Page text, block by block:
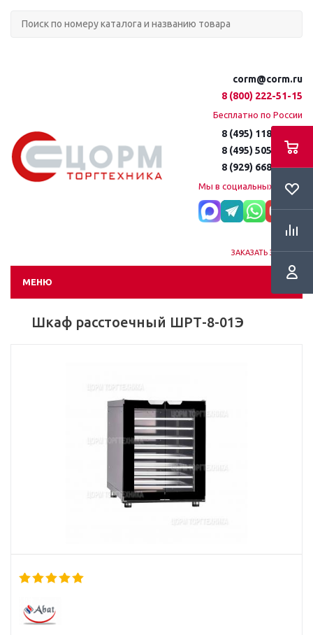
corm@corm.ru
8 (800) 222-51-15
Бесплатно по России
8 (495) 118-61-16
8 (495) 505-51-15
8 (929) 668-95-35
Мы в социальных сетях:
ЗАКАЗАТЬ ЗВОНОК
МЕНЮ
Шкаф расстоечный ШРТ-8-01Э